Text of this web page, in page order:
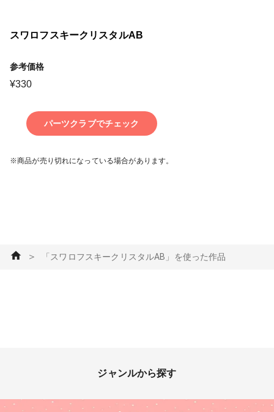
スワロフスキークリスタルAB
参考価格
¥330
パーツクラブでチェック
※商品が売り切れになっている場合があります。
＞ 「スワロフスキークリスタルAB」を使った作品
ジャンルから探す